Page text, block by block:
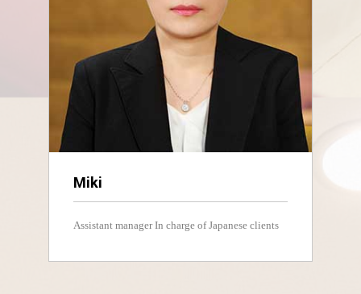
Miki
Assistant manager In charge of Japanese clients